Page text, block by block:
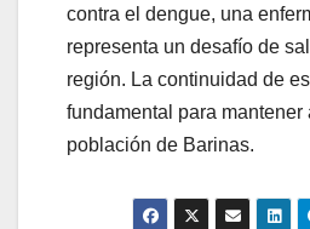
contra el dengue, una
representa un desafío de
región. La continuidad de
fundamental para mantener
población de Barinas.